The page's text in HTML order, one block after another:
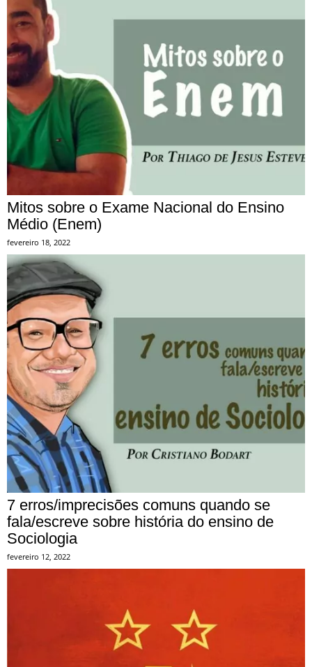
Mitos sobre o Exame Nacional do Ensino
Médio (Enem)
fevereiro 18, 2022
7 erros/imprecisões comuns quando se
fala/escreve sobre história do ensino de
Sociologia
fevereiro 12, 2022